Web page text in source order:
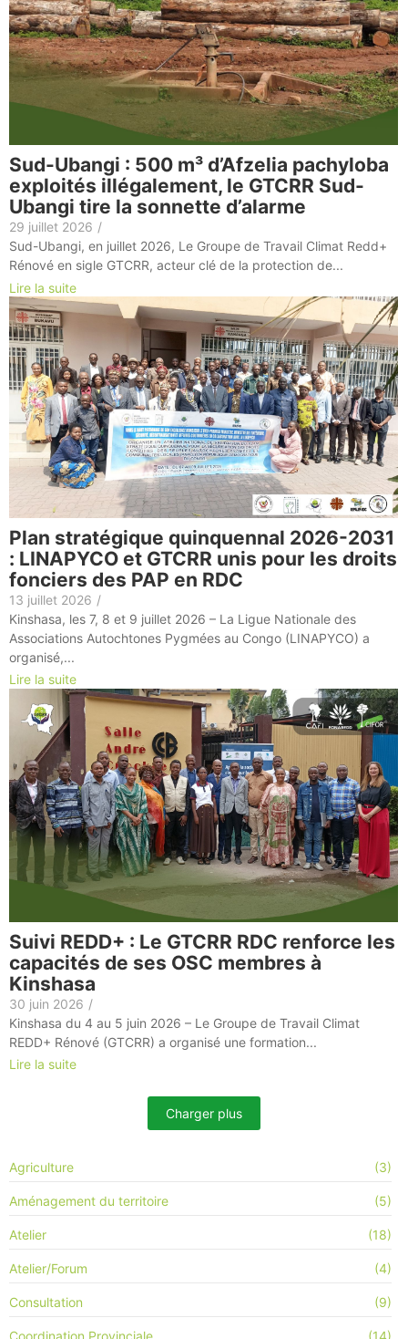
Sud-Ubangi : 500 m³ d’Afzelia pachyloba
exploités illégalement, le GTCRR Sud-
Ubangi tire la sonnette d’alarme
29 juillet 2026 /
Sud-Ubangi, en juillet 2026, Le Groupe de Travail Climat Redd+
Rénové en sigle GTCRR, acteur clé de la protection de...
Lire la suite
Plan stratégique quinquennal 2026-2031
: LINAPYCO et GTCRR unis pour les droits
fonciers des PAP en RDC
13 juillet 2026 /
Kinshasa, les 7, 8 et 9 juillet 2026 – La Ligue Nationale des
Associations Autochtones Pygmées au Congo (LINAPYCO) a
organisé,...
Lire la suite
Suivi REDD+ : Le GTCRR RDC renforce les
capacités de ses OSC membres à
Kinshasa
30 juin 2026 /
Kinshasa du 4 au 5 juin 2026 – Le Groupe de Travail Climat
REDD+ Rénové (GTCRR) a organisé une formation...
Lire la suite
Charger plus
Agriculture (3)
Aménagement du territoire (5)
Atelier (18)
Atelier/Forum (4)
Consultation (9)
Coordination Provinciale (14)